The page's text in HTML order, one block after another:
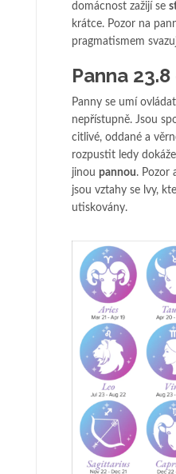
domácnost zažijí se
krátce. Pozor na
pragmatismem
Panna 23.8
Panny se umí
nepřístupně. Jsou
citlivé, oddané a
rozpustit ledy
jinou pannou. Pozor
jsou vztahy se lvy,
utiskovány.